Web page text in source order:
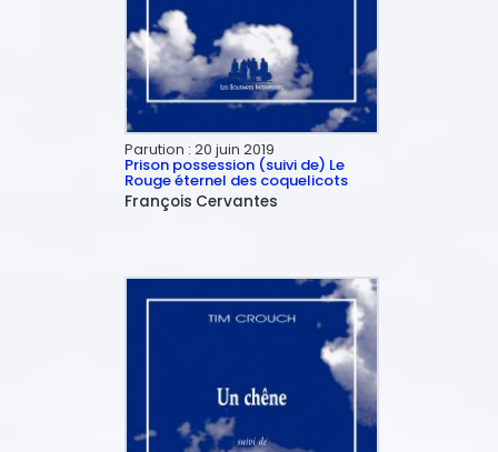
Parution : 20 juin 2019
Prison possession (suivi de) Le
Rouge éternel des coquelicots
François Cervantes